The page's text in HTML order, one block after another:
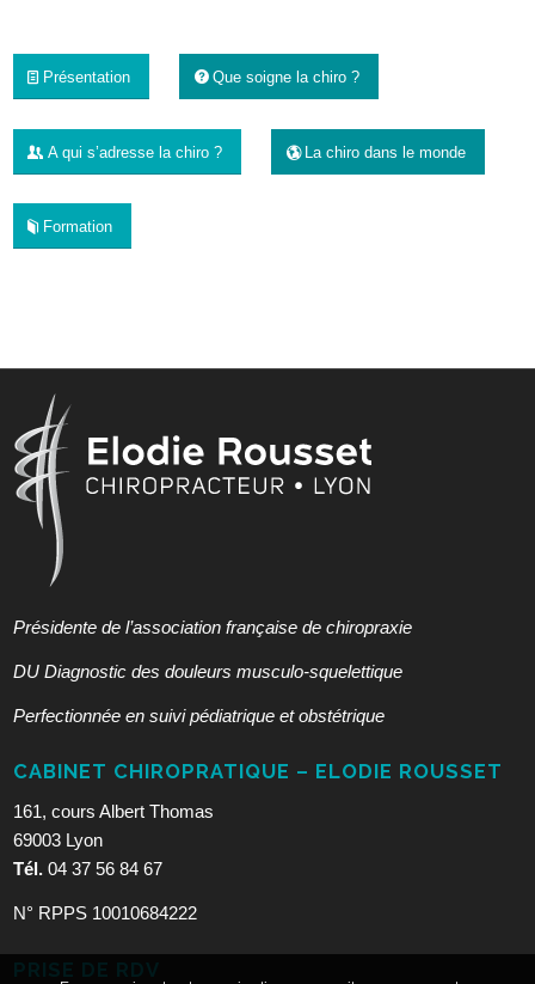
Présentation Que soigne la chiro ?
A qui s’adresse la chiro ? La chiro dans le monde
Formation
Présidente de l’association française de chiropraxie
DU Diagnostic des douleurs musculo-squelettique
Perfectionnée en suivi pédiatrique et obstétrique
CABINET CHIROPRATIQUE – ELODIE ROUSSET
161, cours Albert Thomas
69003 Lyon
Tél. 04 37 56 84 67
N° RPPS 10010684222